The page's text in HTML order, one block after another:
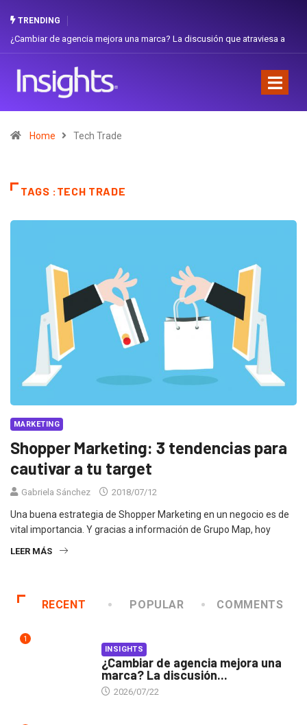
TRENDING
¿Cambiar de agencia mejora una marca? La discusión que atraviesa a
Home Tech Trade
TAGS :TECH TRADE
MARKETING
Shopper Marketing: 3 tendencias para
cautivar a tu target
Gabriela Sánchez 2018/07/12
Una buena estrategia de Shopper Marketing en un negocio es de
vital importancia. Y gracias a información de Grupo Map, hoy
LEER MÁS
RECENT POPULAR COMMENTS
1
INSIGHTS
¿Cambiar de agencia mejora una
marca? La discusión...
2026/07/22